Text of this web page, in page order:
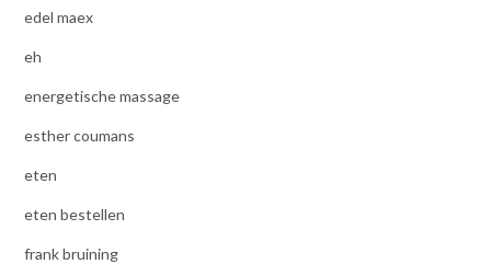
edel maex
eh
energetische massage
esther coumans
eten
eten bestellen
frank bruining